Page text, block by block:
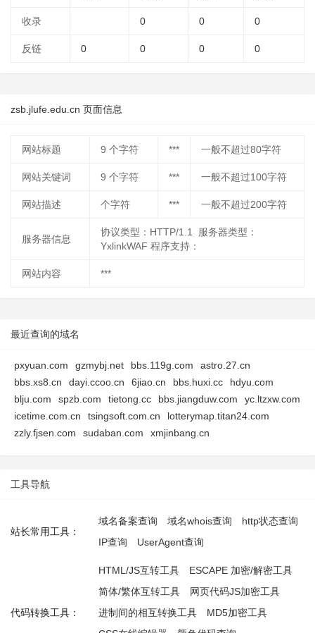
收录 0 0 0
反链 0 0 0 0
zsb.jlufe.edu.cn 页面信息
网站标题 9 个字符 *** 一般不超过80字符
网站关键词 9 个字符 *** 一般不超过100字符
网站描述 个字符 *** 一般不超过200字符
服务器信息
协议类型：HTTP/1.1 服务器类型：
YxlinkWAF 程序支持：
网站内容 ***
最近查询的域名
pxyuan.com gzmybj.net bbs.119g.com
astro.27.cn
bbs.xs8.cn
dayi.ccoo.cn 6jiao.cn bbs.huxi.cc
hdyu.com
blju.com
spzb.com tietong.cc bbs.jiangduw.com
yc.ltzxw.com
icetime.com.cn
tsingsoft.com.cn
lotterymap.titan24.com
zzly.fjsen.com
sudaban.com xmjinbang.cn
工具导航
站长常用工具：
域名备案查询 域名whois查询
http状态查询
IP查询
UserAgent查询
代码转换工具：
HTML/JS互转工具
ESCAPE 加密/解密工具
简体/繁体互转工具
网页代码JS加密工具
进制间的相互转换工具
MD5加密工具